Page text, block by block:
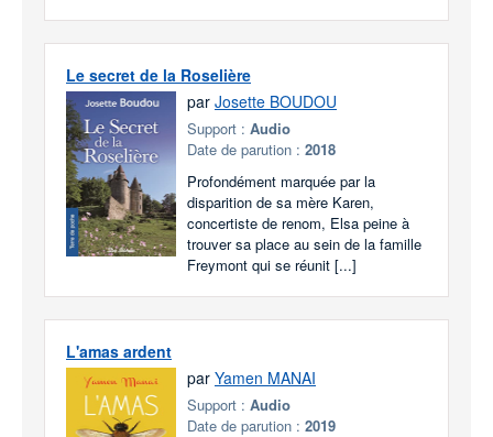
Le secret de la Roselière
par Josette BOUDOU
Support : Audio
Date de parution : 2018
Profondément marquée par la
disparition de sa mère Karen,
concertiste de renom, Elsa peine à
trouver sa place au sein de la famille
Freymont qui se réunit [...]
L'amas ardent
par Yamen MANAI
Support : Audio
Date de parution : 2019